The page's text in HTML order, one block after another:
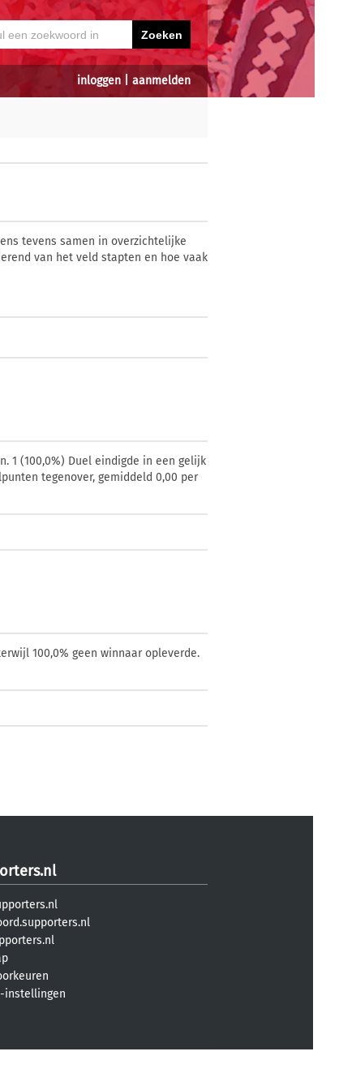
inloggen aanmelden
tevens samen in overzichtelijke
van het veld stapten en hoe vaak
1 (100,0%) Duel eindigde in een gelijk
tegenover, gemiddeld 0,00 per
100,0% geen winnaar opleverde.
instellingen